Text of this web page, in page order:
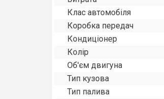
Клас автомобіля
Коробка передач
Кондиціонер
Колір
Об'єм двигуна
Тип кузова
Тип палива